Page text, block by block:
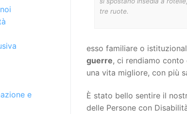
tre ruote.
esso familiare o
guerre, ci rendiamo
una vita migliore, con più
È stato bello sentire il
delle Persone con
e